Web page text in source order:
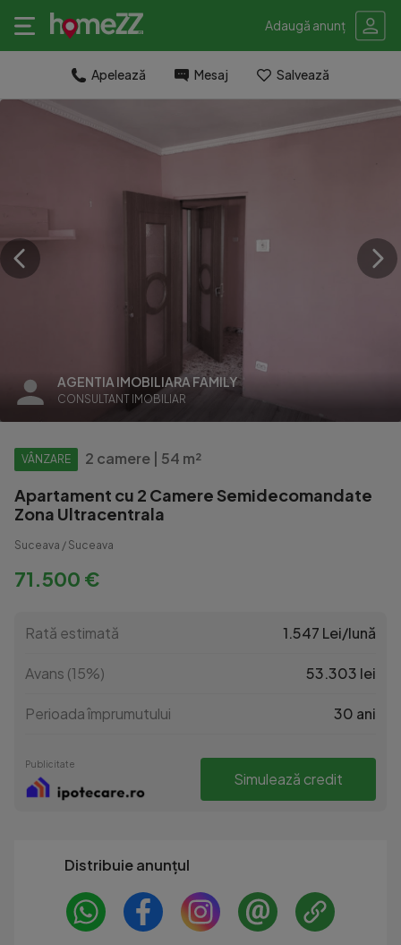
Adaugă anunț
Apelează Mesaj Salvează
AGENTIA IMOBILIARA FAMILY
CONSULTANT IMOBILIAR
VÂNZARE 2 camere | 54 m²
Apartament cu 2 Camere Semidecomandate
Zona Ultracentrala
Suceava / Suceava
71.500 €
Rată estimată 1.547 Lei/lună
Avans (15%) 53.303 lei
Perioada împrumutului 30 ani
Publicitate
Simulează credit
Distribuie anunțul